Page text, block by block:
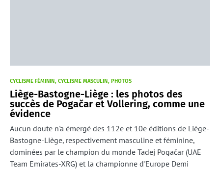
CYCLISME FÉMININ CYCLISME MASCULIN PHOTOS
Liège-Bastogne-Liège : les photos des
succès de Pogačar et Vollering, comme une
évidence
Aucun doute n'a émergé des 112e et 10e éditions de Liège-
Bastogne-Liège, respectivement masculine et féminine,
dominées par le champion du monde Tadej Pogačar (UAE
Team Emirates-XRG) et la championne d'Europe Demi